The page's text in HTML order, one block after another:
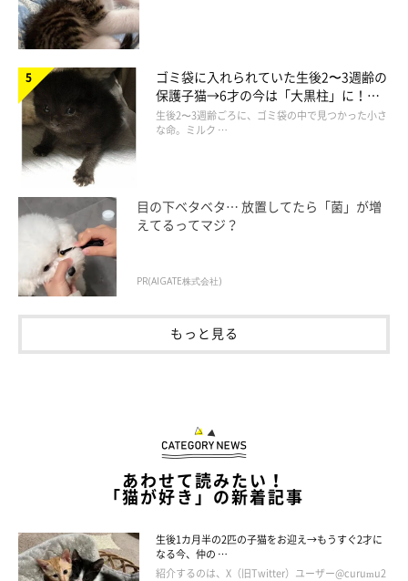
ふわふわなまめさん。
@bou128
見た目にも大きな変化がありました。保護当時は体調が悪かった
そうですが、手厚くケアされた結果、体調が回復。
りふわふわになった
飼い主さん：
また、野良時代は見た目がキリッ！としていましたが、
その日から表情がかなりふんわり
した感じに。行動もちょっとど
ゴミ袋に入れられていた生後2〜3週齢の
保護子猫→6才の今は「大黒柱」に！
美しい黒猫に成長した姿にグッとくる
生後2〜3週齢ごろに、ゴミ袋の中で見つかった小さ
な命。ミルク …
目の下ベタベタ… 放置してたら「菌」が増
えてるってマジ？
PR(AIGATE株式会社)
もっと見る
あわせて読みたい！
「猫が好き」の新着記事
生後1カ月半の2匹の子猫をお迎え→もうすぐ2才に
なる今、仲の …
紹介するのは、X（旧Twitter）ユーザー@curumu2